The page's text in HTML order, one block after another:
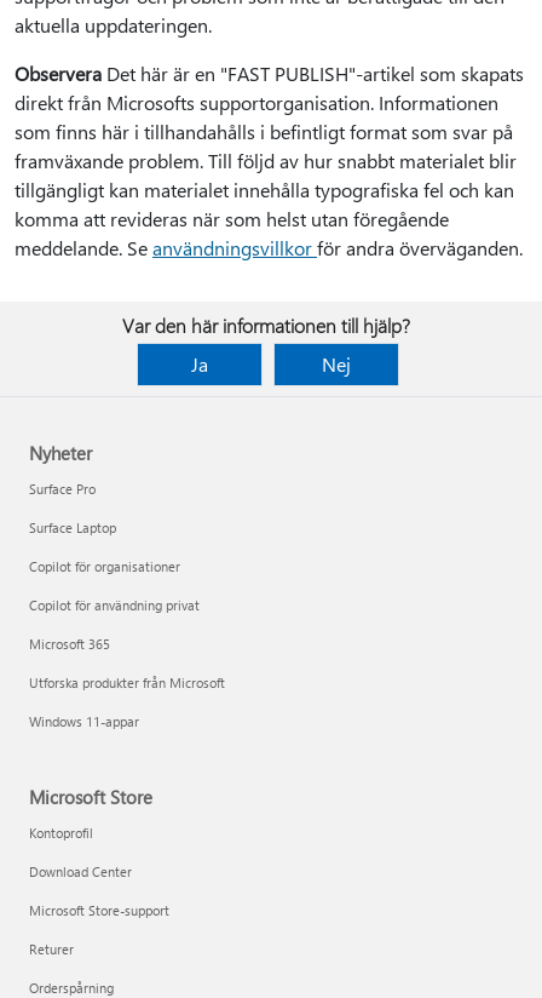
aktuella uppdateringen.
Observera Det här är en "FAST PUBLISH"-artikel som skapats
direkt från Microsofts supportorganisation. Informationen
som finns här i tillhandahålls i befintligt format som svar på
framväxande problem. Till följd av hur snabbt materialet blir
tillgängligt kan materialet innehålla typografiska fel och kan
komma att revideras när som helst utan föregående
meddelande. Seanvändningsvillkorför andra överväganden.
Var den här informationen till hjälp?
Ja
Nej
Nyheter
Surface Pro
Surface Laptop
Copilot för organisationer
Copilot för användning privat
Microsoft 365
Utforska produkter från Microsoft
Windows 11-appar
Microsoft Store
Kontoprofil
Download Center
Microsoft Store-support
Returer
Orderspårning